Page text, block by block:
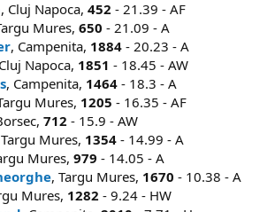
, Cluj Napoca, 452 - 21.39 - AF
Mures, 650 - 21.09 - A
, Campenita, 1884 - 20.23 - A
Napoca, 1851 - 18.45 - AW
, Campenita, 1464 - 18.3 - A
Mures, 1205 - 16.35 - AF
712 - 15.9 - AW
Mures, 1354 - 14.99 - A
Mures, 979 - 14.05 - A
, Targu Mures, 1670 - 10.38 - A
Mures, 1282 - 9.24 - HW